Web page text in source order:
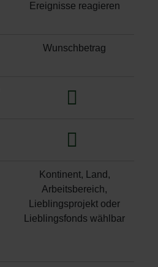
Ereignisse reagieren
Wunschbetrag
Kontinent, Land,
Arbeitsbereich,
Lieblingsprojekt oder
Lieblingsfonds wählbar